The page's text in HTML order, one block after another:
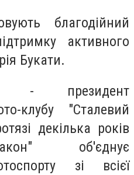
благодійний
активного
Букати.
- президент
клубу "Сталевий
декілька років
об'єднує
зі всієї